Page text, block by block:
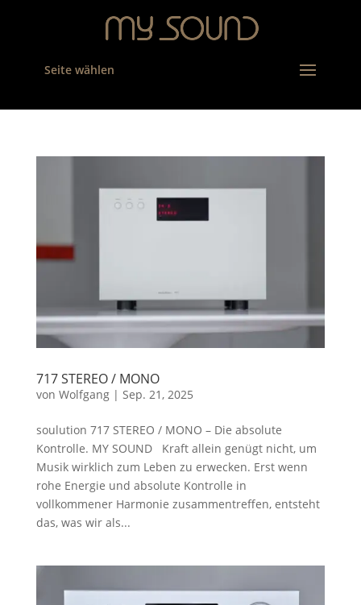
Seite wählen
717 STEREO / MONO
von Wolfgang| Sep. 21, 2025
soulution 717 STEREO / MONO – Die absolute
Kontrolle. MY SOUND Kraft allein genügt nicht, um
Musik wirklich zum Leben zu erwecken. Erst wenn
rohe Energie und absolute Kontrolle in
vollkommener Harmonie zusammentreffen, entsteht
das, was wir als...